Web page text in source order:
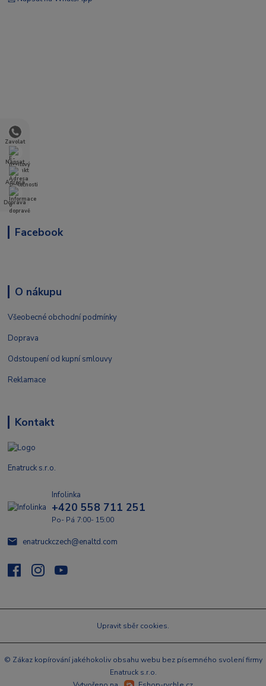
Zavolat
Napsat
Adresa
Doprava
Facebook
O nákupu
Všeobecné obchodní podmínky
Doprava
Odstoupení od kupní smlouvy
Reklamace
Kontakt
Enatruck s.r.o.
Infolinka
+420 558 711 251
Po- Pá 7:00- 15:00
enatruckczech@enaltd.com
Upravit sběr cookies.
© Zákaz kopírování jakéhokoliv obsahu webu bez písemného svolení firmy
Enatruck s.r.o.